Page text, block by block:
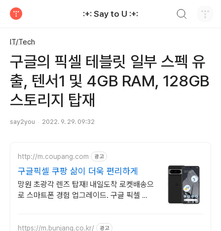
:+: Say to U :+:
IT/Tech
구글의 픽셀 테블릿 일부 스펙 유
출, 텐서1 및 4GB RAM, 128GB
스토리지 탑재
say2you 2022. 9. 29. 09:32
http://m.coupang.com 광고
구글픽셀 쿠팡 삶이 더욱 편리하게
망원 초광각 렌즈 탑재! 내일도착 로켓배송으
로 스마트폰 경험 업그레이드. 구글 픽셀 최
https://m.bunjang.co.kr/ 광고